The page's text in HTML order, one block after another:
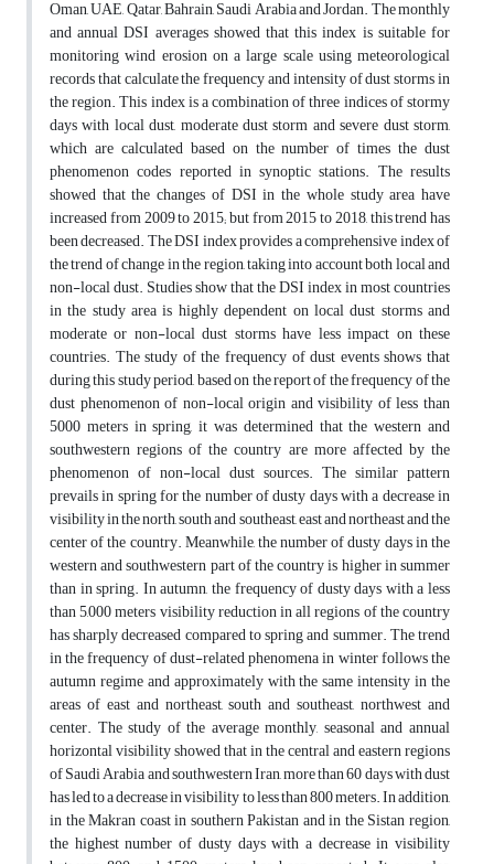
Oman, UAE, Qatar, Bahrain, Saudi Arabia and Jordan. The monthly
and annual DSI averages showed that this index is suitable for
monitoring wind erosion on a large scale using meteorological
records that calculate the frequency and intensity of dust storms in
the region. This index is a combination of three indices of stormy
days with local dust, moderate dust storm and severe dust storm,
which are calculated based on the number of times the dust
phenomenon codes reported in synoptic stations. The results
showed that the changes of DSI in the whole study area have
increased from 2009 to 2015; but from 2015 to 2018, this trend has
been decreased. The DSI index provides a comprehensive index of
the trend of change in the region, taking into account both local and
non-local dust. Studies show that the DSI index in most countries
in the study area is highly dependent on local dust storms and
moderate or non-local dust storms have less impact on these
countries. The study of the frequency of dust events shows that
during this study period, based on the report of the frequency of the
dust phenomenon of non-local origin and visibility of less than
5000 meters in spring, it was determined that the western and
southwestern regions of the country are more affected by the
phenomenon of non-local dust sources. The similar pattern
prevails in spring for the number of dusty days with a decrease in
visibility in the north, south and southeast, east and northeast and the
center of the country. Meanwhile, the number of dusty days in the
western and southwestern part of the country is higher in summer
than in spring. In autumn, the frequency of dusty days with a less
than 5,000 meters visibility reduction in all regions of the country
has sharply decreased compared to spring and summer. The trend
in the frequency of dust-related phenomena in winter follows the
autumn regime and approximately with the same intensity in the
areas of east and northeast, south and southeast, northwest and
center. The study of the average monthly, seasonal and annual
horizontal visibility showed that in the central and eastern regions
of Saudi Arabia and southwestern Iran, more than 60 days with dust
has led to a decrease in visibility to less than 800 meters. In addition,
in the Makran coast in southern Pakistan and in the Sistan region,
the highest number of dusty days with a decrease in visibility